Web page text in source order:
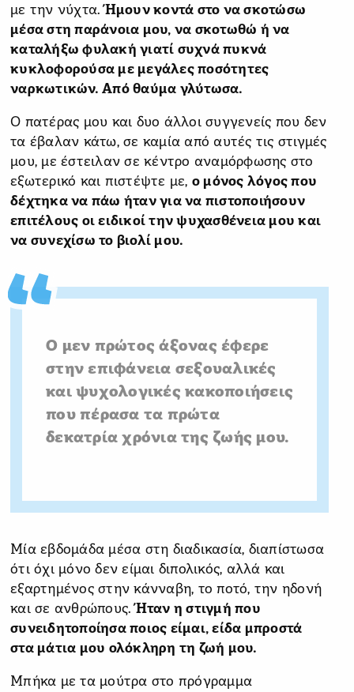
με την νύχτα.Ήμουν κοντά στο να σκοτώσω
μέσα στη παράνοια μου, να σκοτωθώ ή να
καταλήξω φυλακή γιατί συχνά πυκνά
κυκλοφορούσα με μεγάλες ποσότητες
ναρκωτικών. Από θαύμα γλύτωσα.
Ο πατέρας μου και δυο άλλοι συγγενείς που δεν
τα έβαλαν κάτω, σε καμία από αυτές τις στιγμές
μου, με έστειλαν σε κέντρο αναμόρφωσης στο
εξωτερικό και πιστέψτε με, ο μόνος λόγος που
δέχτηκα να πάω ήταν για να πιστοποιήσουν
επιτέλους οι ειδικοί την ψυχασθένεια μου και
να συνεχίσω το βιολί μου.
Ο μεν πρώτος άξονας έφερε
στην επιφάνεια σεξουαλικές
και ψυχολογικές κακοποιήσεις
που πέρασα τα πρώτα
δεκατρία χρόνια της ζωής μου.
Μία εβδομάδα μέσα στη διαδικασία, διαπίστωσα
ότι όχι μόνο δεν είμαι διπολικός, αλλά και
εξαρτημένος στην κάνναβη, το ποτό, την ηδονή
και σε ανθρώπους.Ήταν η στιγμή που
συνειδητοποίησα ποιος είμαι, είδα μπροστά
στα μάτια μου ολόκληρη τη ζωή μου.
Μπήκα με τα μούτρα στο πρόγραμμα